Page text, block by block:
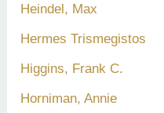
Heindel, Max
Hermes Trismegistos
Higgins, Frank C.
Horniman, Annie